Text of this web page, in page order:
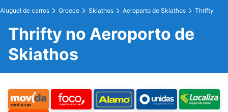
Aluguel de carros Greece Skiathos Aeroporto de Skiathos Thrifty
Thrifty no Aeroporto de
Skiathos